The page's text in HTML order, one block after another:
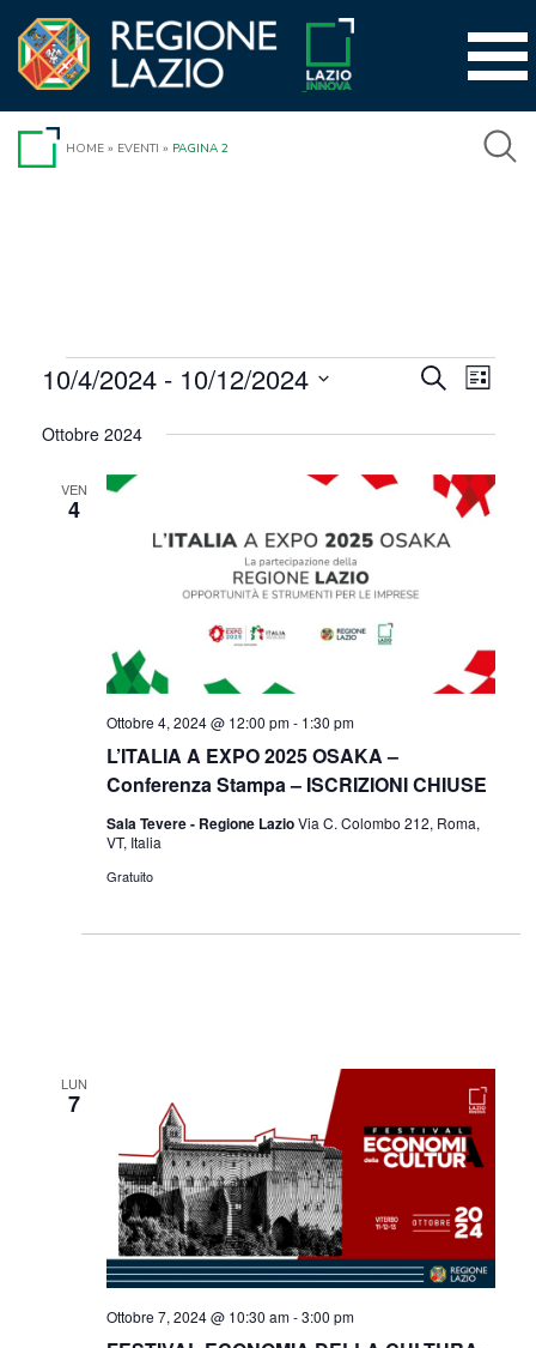
contenuto
HOME » EVENTI » PAGINA 2
Eventi
Eventi
Ricerca
viste
Cerca Lista
10/4/2024 - 10/12/2024
la
Ottobre 2024
VEN
4
L’ITALIA A EXPO 2025 OSAKA –
Conferenza Stampa – ISCRIZIONI CHIUSE
Ottobre 4, 2024 @ 12:00 pm- 1:30 pm
Sala Tevere - Regione LazioVia C. Colombo 212, Roma,
VT, Italia
Gratuito
LUN
7
Ottobre 7, 2024 @ 10:30 am-3:00 pm